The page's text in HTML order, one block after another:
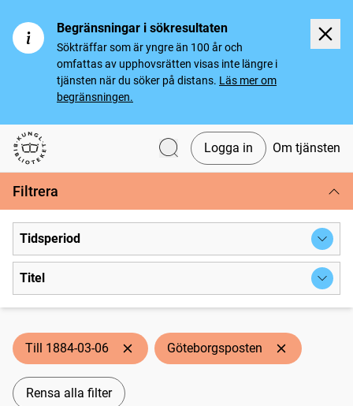
Begränsningar i sökresultaten
Sökträffar som är yngre än 100 år och
omfattas av upphovsrätten visas inte längre i
tjänsten när du söker på distans. Läs mer om
begränsningen.
Svenska tidningar
Logga in Om tjänsten
Filtrera
Tidsperiod
Titel
Till 1884-03-06 Göteborgsposten
Rensa alla filter